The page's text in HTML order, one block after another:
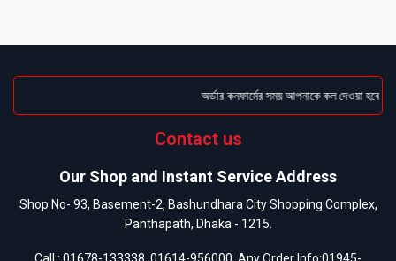
অর্ডার কনফার্মের সময় আপনাকে কল দেওয়া হবে
Contact us
Our Shop and Instant Service Address
Shop No- 93, Basement-2, Bashundhara City Shopping Complex,
Panthapath, Dhaka - 1215.